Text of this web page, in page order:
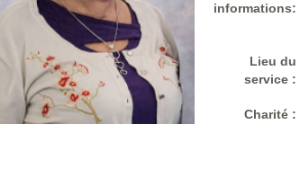
informations:
Lieu du
service :
Charité: